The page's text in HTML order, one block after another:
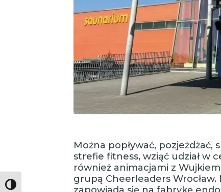
Toggle High Contrast
Można popływać, pozjeżdżać,
strefie fitness, wziąć udział w
również animacjami z
grupą Cheerleaders